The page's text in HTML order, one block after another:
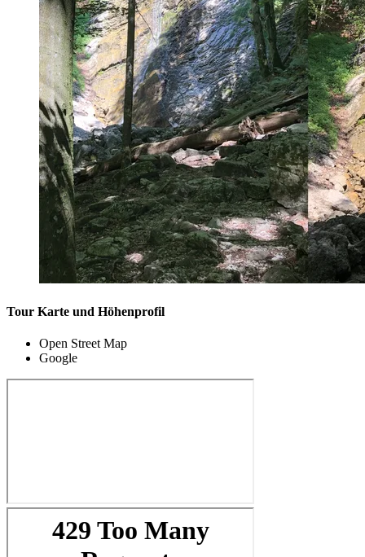
Tour Karte und Höhenprofil
Open Street Map
Google